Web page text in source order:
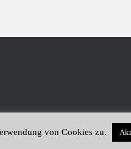
Theme von
von Cookies zu.